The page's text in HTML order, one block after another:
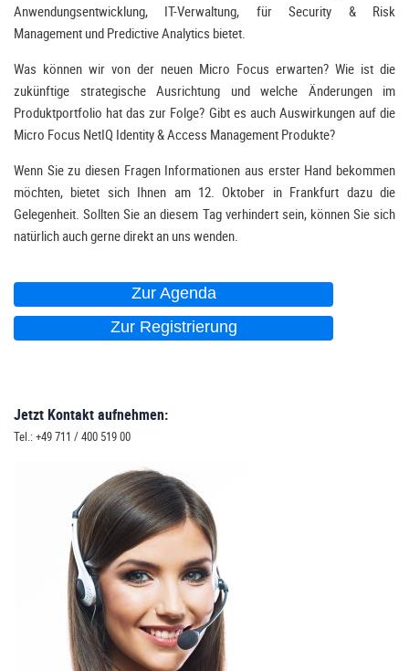
Anwendungsentwicklung, IT-Verwaltung, für Security & Risk
Management und Predictive Analytics bietet.
Was können wir von der neuen Micro Focus erwarten? Wie ist die
zukünftige strategische Ausrichtung und welche Änderungen im
Produktportfolio hat das zur Folge? Gibt es auch Auswirkungen auf die
Micro Focus NetIQ Identity & Access Management Produkte?
Wenn Sie zu diesen Fragen Informationen aus erster Hand bekommen
möchten, bietet sich Ihnen am 12. Oktober in Frankfurt dazu die
Gelegenheit. Sollten Sie an diesem Tag verhindert sein, können Sie sich
natürlich auch gerne direkt an uns wenden.
Zur Agenda
Zur Registrierung
Jetzt Kontakt aufnehmen:
Tel.: +49 711 / 400 519 00